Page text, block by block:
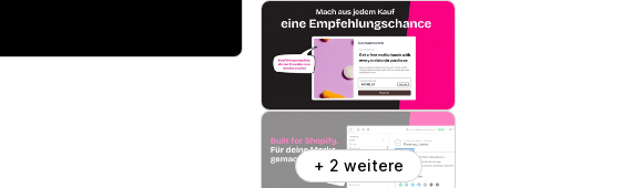
+ 2 weitere